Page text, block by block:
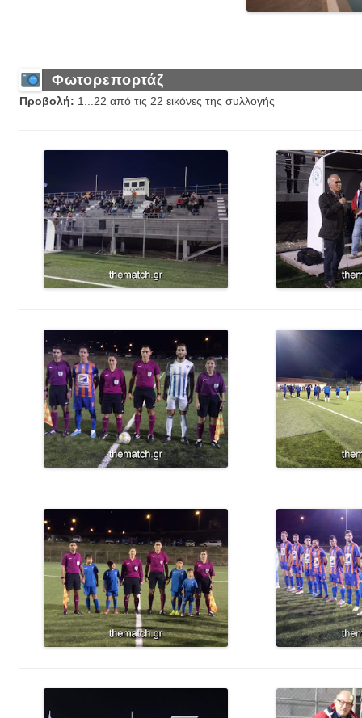
Φωτορεπορτάζ
Προβολή: 1...22 από τις 22 εικόνες της συλλογής